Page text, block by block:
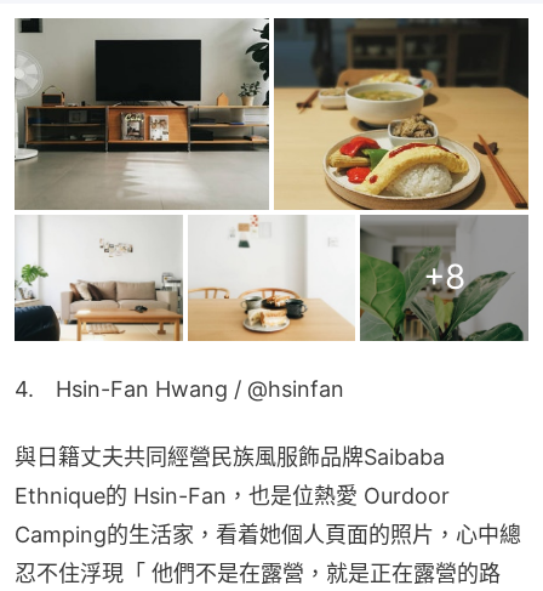
+8
4.　Hsin-Fan Hwang / @hsinfan
與日籍丈夫共同經營民族風服飾品牌Saibaba
Ethnique的 Hsin-Fan，也是位熱愛 Ourdoor
Camping的生活家，看着她個人頁面的照片，心中總
忍不住浮現「 他們不是在露營，就是正在露營的路